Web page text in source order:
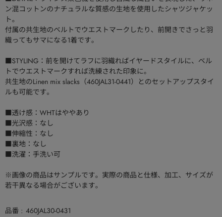
ン混コットンのナチュラルな質感の生地を使用したシャツジャケッ
ト。
付属の共生地のベルトでウエストマークしたり、前開きでさっと羽
織ってもサマになる1着です。
■STYLING：前を開けてラフに羽織ればイヤードスタイルに、ベル
トでウエストマークすれば洗練された印象に。
共生地のLinen mix slacks（460JAL31-0441）とのセットアップスタイ
ルも可能です。
■透け感：WHTはややあり
■光沢感：なし
■伸縮性：なし
■裏地：なし
■洗濯：手洗い可
※画像の商品はサンプルです。実際の商品と仕様、加工、サイズが
若干異なる場合がございます。
品番
460JAL30-0431